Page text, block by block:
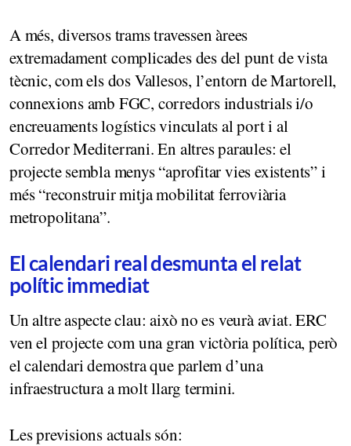
A més, diversos trams travessen àrees
extremadament complicades des del punt de vista
tècnic, com els dos Vallesos, l’entorn de Martorell,
connexions amb FGC, corredors industrials i/o
encreuaments logístics vinculats al port i al
Corredor Mediterrani. En altres paraules: el
projecte sembla menys “aprofitar vies existents” i
més “reconstruir mitja mobilitat ferroviària
metropolitana”.
El calendari real desmunta el relat
polític immediat
Un altre aspecte clau: això no es veurà aviat. ERC
ven el projecte com una gran victòria política, però
el calendari demostra que parlem d’una
infraestructura a molt llarg termini.
Les previsions actuals són: